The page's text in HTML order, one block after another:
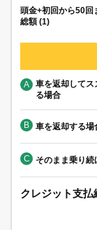
頭金+初回から50回
総額 (1)
A
車を返却してス
る場合
B 車を返却する場
C そのまま乗り続
クレジット支払